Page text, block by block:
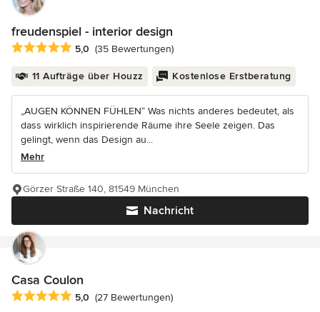
freudenspiel - interior design
Durchschnittliche Bewertung: 5 von 5 Sternen
5,0 (35 Bewertungen)
11 Aufträge über Houzz Kostenlose Erstberatung
„AUGEN KÖNNEN FÜHLEN“ Was nichts anderes bedeutet, als
dass wirklich inspirierende Räume ihre Seele zeigen. Das
gelingt, wenn das Design au...
Mehr
Nachricht
Görzer Straße 140, 81549 München
Casa Coulon
Durchschnittliche Bewertung: 5 von 5 Sternen
5,0 (27 Bewertungen)